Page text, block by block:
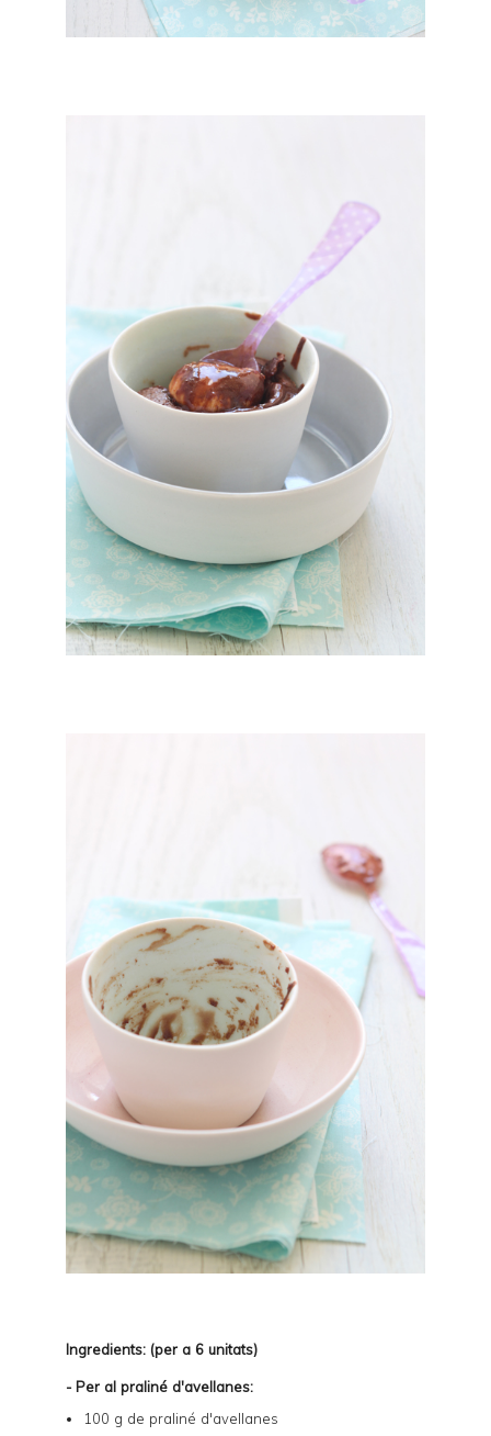
Ingredients: (per a 6 unitats)
- Per al praliné d'avellanes:
100 g de praliné d'avellanes